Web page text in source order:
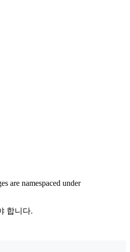
namespaced under
합니다.